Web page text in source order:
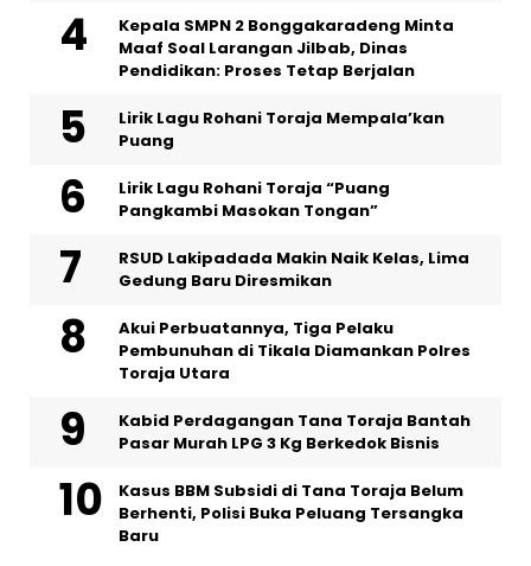
Kepala SMPN 2 Bonggakaradeng Minta
Maaf Soal Larangan Jilbab, Dinas
Pendidikan: Proses Tetap Berjalan
Lirik Lagu Rohani Toraja Mempala’kan
Puang
Lirik Lagu Rohani Toraja “Puang
Pangkambi Masokan Tongan”
RSUD Lakipadada Makin Naik Kelas, Lima
Gedung Baru Diresmikan
Akui Perbuatannya, Tiga Pelaku
Pembunuhan di Tikala Diamankan Polres
Toraja Utara
Kabid Perdagangan Tana Toraja Bantah
Pasar Murah LPG 3 Kg Berkedok Bisnis
Kasus BBM Subsidi di Tana Toraja Belum
Berhenti, Polisi Buka Peluang Tersangka
Baru